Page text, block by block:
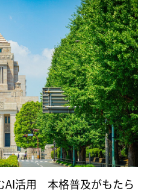
AI活用 本格普及がもたら